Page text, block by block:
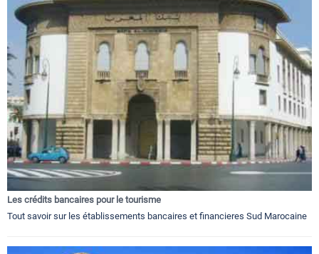
Les crédits bancaires pour le tourisme
Tout savoir sur les établissements bancaires et financieres Sud Marocaine